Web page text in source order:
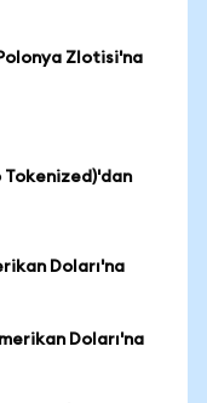
Zlotisi'na
Doları'na
Doları'na